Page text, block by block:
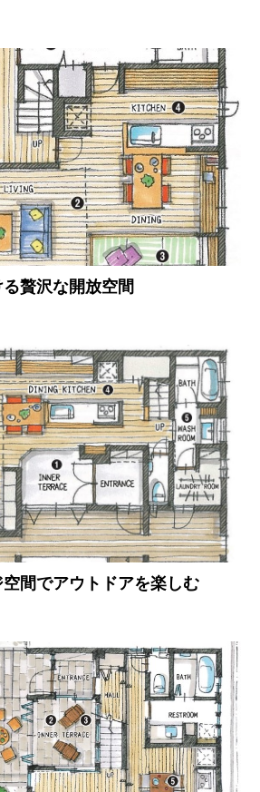
贅沢な開放空間
間でアウトドアを楽しむ